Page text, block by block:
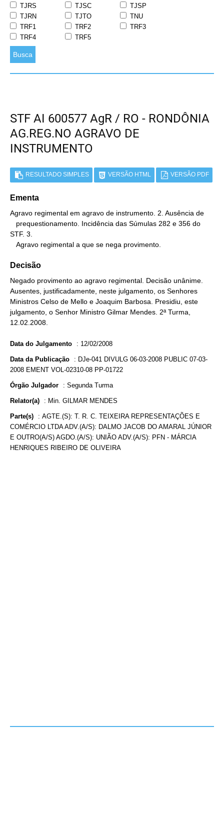
TJRS
TJSC
TJSP
TJRN
TJTO
TNU
TRF1
TRF2
TRF3
TRF4
TRF5
Busca
STF AI 600577 AgR / RO - RONDÔNIA
AG.REG.NO AGRAVO DE
INSTRUMENTO
RESULTADO SIMPLES VERSÃO HTML VERSÃO PDF
Ementa
Agravo regimental em agravo de instrumento. 2. Ausência de
STF. 3.
   Agravo regimental a que se nega provimento.
Decisão
Negado provimento ao agravo regimental. Decisão unânime.
Ausentes, justificadamente, neste julgamento, os Senhores
Ministros Celso de Mello e Joaquim Barbosa. Presidiu, este
julgamento, o Senhor Ministro Gilmar Mendes. 2ª Turma,
12.02.2008.
Data do Julgamento : 12/02/2008
Data da Publicação : DJe-041 DIVULG 06-03-2008 PUBLIC 07-03-
2008 EMENT VOL-02310-08 PP-01722
Órgão Julgador : Segunda Turma
Relator(a) : Min. GILMAR MENDES
Parte(s) : AGTE.(S): T. R. C. TEIXEIRA REPRESENTAÇÕES E
COMÉRCIO LTDA ADV.(A/S): DALMO JACOB DO AMARAL JÚNIOR
E OUTRO(A/S) AGDO.(A/S): UNIÃO ADV.(A/S): PFN - MÁRCIA
HENRIQUES RIBEIRO DE OLIVEIRA